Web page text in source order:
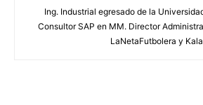
Ing. Industrial egresado de la
Consultor SAP en MM. Director
LaNetaFutbolera y